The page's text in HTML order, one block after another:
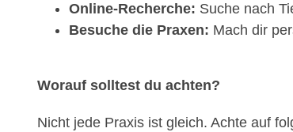
Online-Recherche: Suche nach
Besuche die Praxen: Mach dir
Worauf solltest du achten?
Nicht jede Praxis ist gleich. Achte auf